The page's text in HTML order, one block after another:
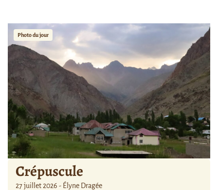
Photo du jour
Crépuscule
27 juillet 2026 - Élyne Dragée